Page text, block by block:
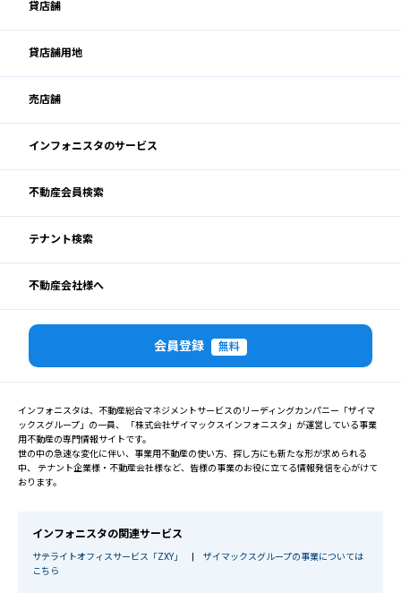
貸店舗
貸店舗用地
売店舗
インフォニスタのサービス
不動産会員検索
テナント検索
不動産会社様へ
会員登録 無料
インフォニスタは、不動産総合マネジメントサービスのリーディングカンパニー「ザイマ
ックスグループ」の一員、 「株式会社ザイマックスインフォニスタ」が運営している事業
用不動産の専門情報サイトです。
世の中の急速な変化に伴い、事業用不動産の使い方、探し方にも新たな形が求められる
中、 テナント企業様・不動産会社様など、皆様の事業のお役に立てる情報発信を心がけて
おります。
インフォニスタの関連サービス
サテライトオフィスサービス「ZXY」
ザイマックスグループの事業については
こちら